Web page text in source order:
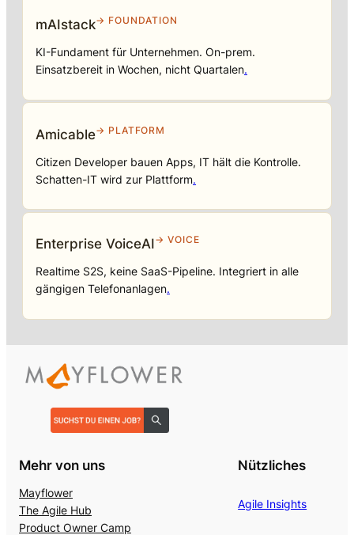
mAIstack→ FOUNDATION
KI-Fundament für Unternehmen. On-prem.
Einsatzbereit in Wochen, nicht Quartalen.
Amicable→ PLATFORM
Citizen Developer bauen Apps, IT hält die Kontrolle.
Schatten-IT wird zur Plattform.
Enterprise VoiceAI→ VOICE
Realtime S2S, keine SaaS-Pipeline. Integriert in alle
gängigen Telefonanlagen.
Mehr von uns
Mayflower
The Agile Hub
Product Owner Camp
Nützliches
Agile Insights